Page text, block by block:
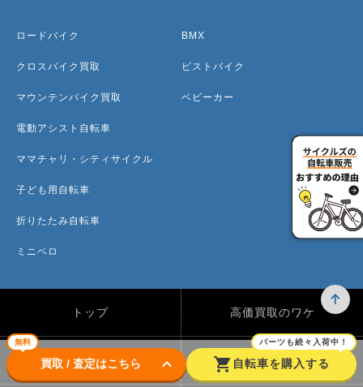
無料
買取 / 査定はこちら keyboard_arrow_down shopping_cart
パーツも続々入荷中！
自転車を購入する
ロードバイク
クロスバイク買取
マウンテンバイク買取
電動アシスト自転車
ママチャリ・シティサイクル
子ども用自転車
折りたたみ自転車
ミニベロ
BMX
ピストバイク
ベビーカー
トップ 高価買取のワケ
買取方法 買取カテゴリー